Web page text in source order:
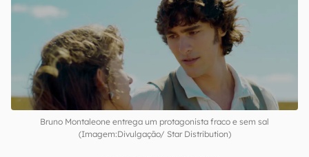
Bruno Montaleone entrega um protagonista fraco e sem sal
(Imagem:Divulgação/ Star Distribution)